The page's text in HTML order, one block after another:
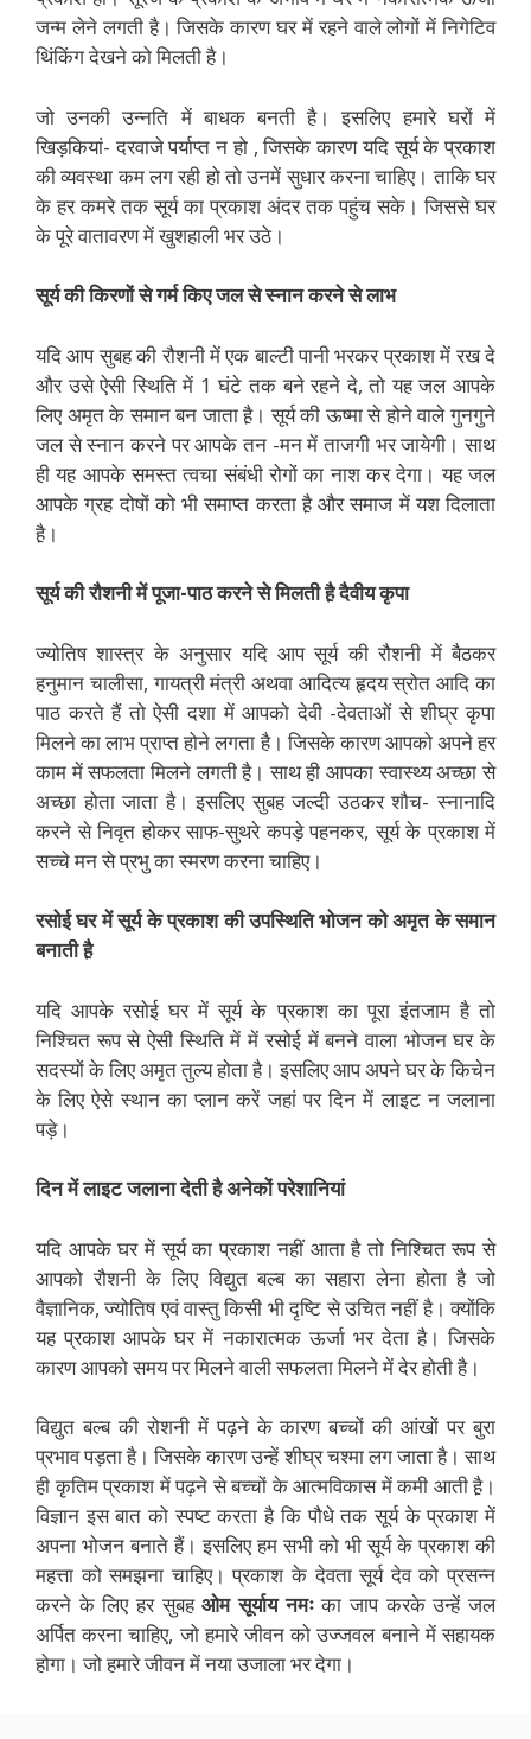
जन्म लेने लगती है। जिसके कारण घर में रहने वाले लोगों में निगेटिव
थिंकिंग देखने को मिलती है।
जो उनकी उन्नति में बाधक बनती है। इसलिए हमारे घरों में
खिड़कियां- दरवाजे पर्याप्त न हो , जिसके कारण यदि सूर्य के प्रकाश
की व्यवस्था कम लग रही हो तो उनमें सुधार करना चाहिए। ताकि घर
के हर कमरे तक सूर्य का प्रकाश अंदर तक पहुंच सके। जिससे घर
के पूरे वातावरण में खुशहाली भर उठे।
सूर्य की किरणों से गर्म किए जल से स्नान करने से लाभ
यदि आप सुबह की रौशनी में एक बाल्टी पानी भरकर प्रकाश में रख दे
और उसे ऐसी स्थिति में 1 घंटे तक बने रहने दे, तो यह जल आपके
लिए अमृत के समान बन जाता है़। सूर्य की ऊष्मा से होने वाले गुनगुने
जल से स्नान करने पर आपके तन -मन में ताजगी भर जायेगी। साथ
ही यह आपके समस्त त्वचा संबंधी रोगों का नाश कर देगा। यह जल
आपके ग्रह दोषों को भी समाप्त करता है़ और समाज में यश दिलाता
है़।
सूर्य की रौशनी में पूजा-पाठ करने से मिलती है़ दैवीय कृपा
ज्योतिष शास्त्र के अनुसार यदि आप सूर्य की रौशनी में बैठकर
हनुमान चालीसा, गायत्री मंत्री अथवा आदित्य हृदय स्रोत आदि का
पाठ करते हैं तो ऐसी दशा में आपको देवी -देवताओं से शीघ्र कृपा
मिलने का लाभ प्राप्त होने लगता है। जिसके कारण आपको अपने हर
काम में सफलता मिलने लगती है। साथ ही आपका स्वास्थ्य अच्छा से
अच्छा होता जाता है। इसलिए सुबह जल्दी उठकर शौच- स्नानादि
करने से निवृत होकर साफ-सुथरे कपड़े पहनकर, सूर्य के प्रकाश में
सच्चे मन से प्रभु का स्मरण करना चाहिए।
रसोई घर में सूर्य के प्रकाश की उपस्थिति भोजन को अमृत के समान
बनाती है़
यदि आपके रसोई घर में सूर्य के प्रकाश का पूरा इंतजाम है तो
निश्चित रूप से ऐसी स्थिति में में रसोई में बनने वाला भोजन घर के
सदस्यों के लिए अमृत तुल्य होता है। इसलिए आप अपने घर के किचेन
के लिए ऐसे स्थान का प्लान करें जहां पर दिन में लाइट न जलाना
पड़े।
दिन में लाइट जलाना देती है अनेकों परेशानियां
यदि आपके घर में सूर्य का प्रकाश नहीं आता है तो निश्चित रूप से
आपको रौशनी के लिए विद्युत बल्ब का सहारा लेना होता है जो
वैज्ञानिक, ज्योतिष एवं वास्तु किसी भी दृष्टि से उचित नहीं है। क्योंकि
यह प्रकाश आपके घर में नकारात्मक ऊर्जा भर देता है। जिसके
कारण आपको समय पर मिलने वाली सफलता मिलने में देर होती है।
विद्युत बल्ब की रोशनी में पढ़ने के कारण बच्चों की आंखों पर बुरा
प्रभाव पड़ता है। जिसके कारण उन्हें शीघ्र चश्मा लग जाता है। साथ
ही कृतिम प्रकाश में पढ़ने से बच्चों के आत्मविकास में कमी आती है़।
विज्ञान इस बात को स्पष्ट करता है कि पौधे तक सूर्य के प्रकाश में
अपना भोजन बनाते हैं। इसलिए हम सभी को भी सूर्य के प्रकाश की
महत्ता को समझना चाहिए। प्रकाश के देवता सूर्य देव को प्रसन्न
करने के लिए हर सुबहओम सूर्याय नमःका जाप करके उन्हें जल
अर्पित करना चाहिए, जो हमारे जीवन को उज्जवल बनाने में सहायक
होगा। जो हमारे जीवन में नया उजाला भर देगा।